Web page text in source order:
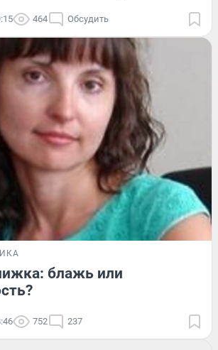
464 Обсудить
блажь или
752 237